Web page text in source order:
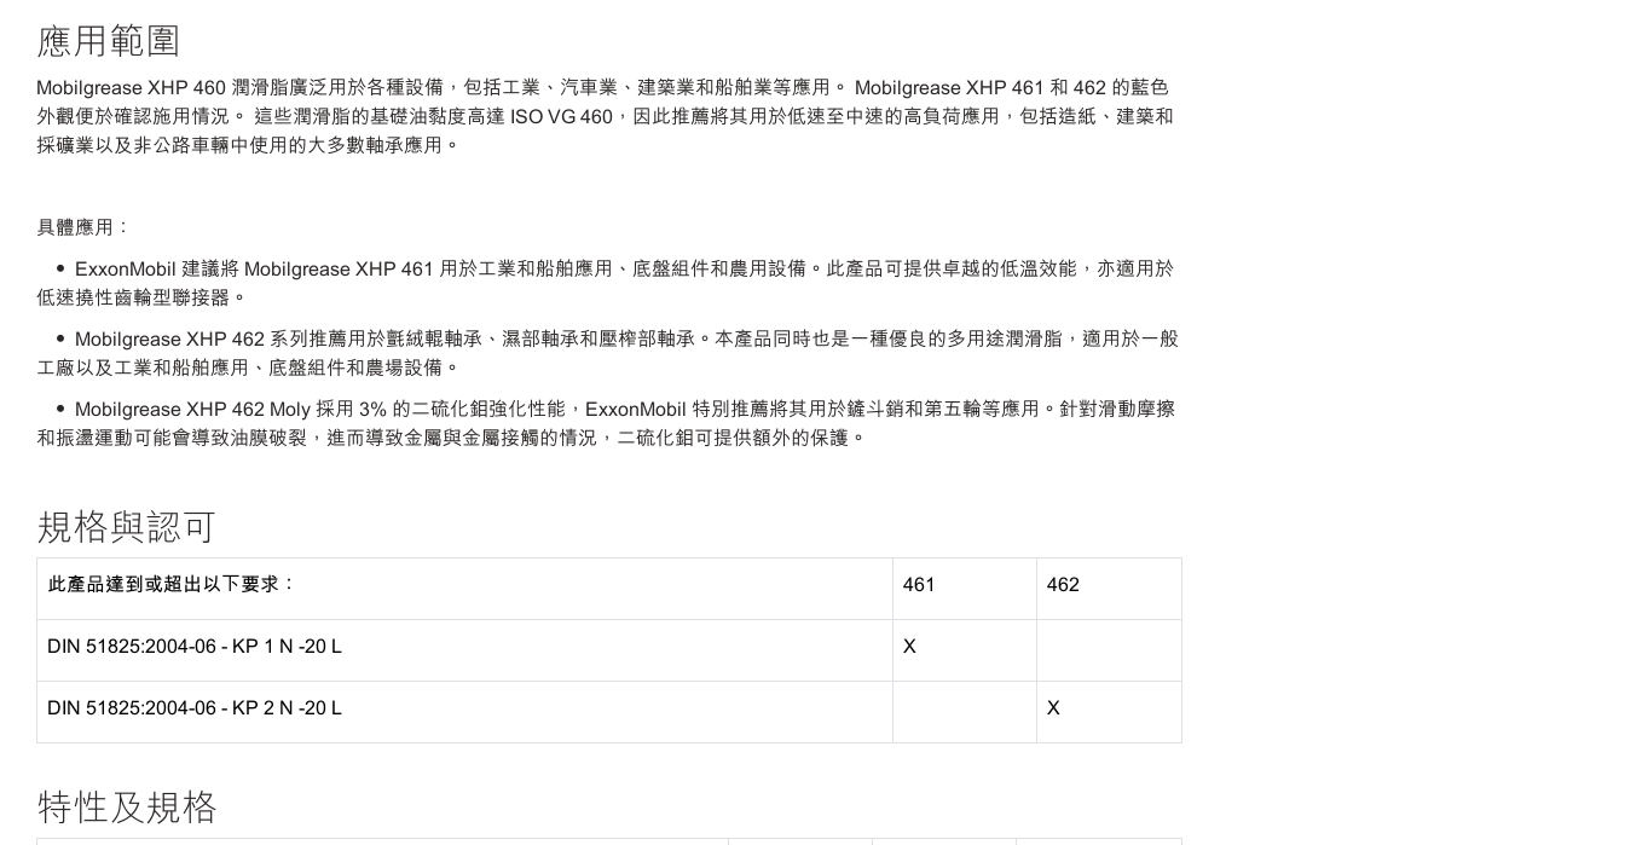
應用範圍
Mobilgrease XHP 460 潤滑脂廣泛用於各種設備，包括工業、汽車業、建築業和船舶業等應用。 Mobilgrease XHP 461 和 462 的藍色
外觀便於確認施用情況。 這些潤滑脂的基礎油黏度高達 ISO VG 460，因此推薦將其用於低速至中速的高負荷應用，包括造紙、建築和
採礦業以及非公路車輛中使用的大多數軸承應用。
具體應用：
• ExxonMobil 建議將 Mobilgrease XHP 461 用於工業和船舶應用、底盤組件和農用設備。此產品可提供卓越的低溫效能，亦適用於
低速撓性齒輪型聯接器。
• Mobilgrease XHP 462 系列推薦用於氈絨輥軸承、濕部軸承和壓榨部軸承。本產品同時也是一種優良的多用途潤滑脂，適用於一般
工廠以及工業和船舶應用、底盤組件和農場設備。
• Mobilgrease XHP 462 Moly 採用 3% 的二硫化鉬強化性能，ExxonMobil 特別推薦將其用於鏟斗銷和第五輪等應用。針對滑動摩擦
和振盪運動可能會導致油膜破裂，進而導致金屬與金屬接觸的情況，二硫化鉬可提供額外的保護。
規格與認可
此產品達到或超出以下要求： 461 462
DIN 51825:2004-06 - KP 1 N -20 L X
DIN 51825:2004-06 - KP 2 N -20 L X
特性及規格